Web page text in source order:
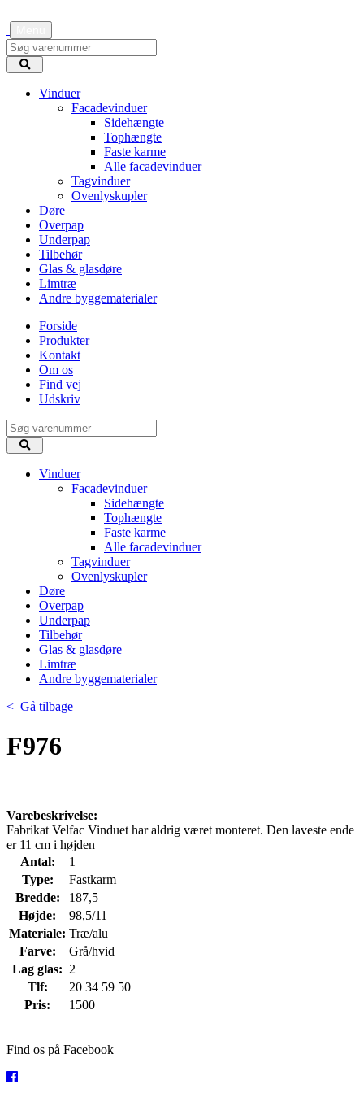
Vinduer
Facadevinduer
Sidehængte
Tophængte
Faste karme
Alle facadevinduer
Tagvinduer
Ovenlyskupler
Døre
Overpap
Underpap
Tilbehør
Glas & glasdøre
Limtræ
Andre byggematerialer
Forside
Produkter
Kontakt
Om os
Find vej
Udskriv
Vinduer
Facadevinduer
Sidehængte
Tophængte
Faste karme
Alle facadevinduer
Tagvinduer
Ovenlyskupler
Døre
Overpap
Underpap
Tilbehør
Glas & glasdøre
Limtræ
Andre byggematerialer
< Gå tilbage
F976
Varebeskrivelse:
Fabrikat Velfac Vinduet har aldrig været monteret. Den laveste ende
er 11 cm i højden
Antal:
1
Type:
Fastkarm
Bredde:
187,5
Højde:
98,5/11
Materiale: Træ/alu
Farve:
Grå/hvid
Lag glas: 2
Tlf:
20 34 59 50
Pris:
1500
Find os på Facebook